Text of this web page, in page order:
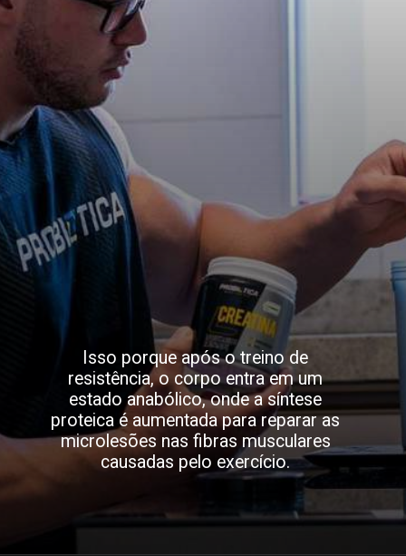
Isso porque após o treino de
resistência, o corpo entra em um
estado anabólico, onde a síntese
proteica é aumentada para reparar as
microlesões nas fibras musculares
causadas pelo exercício.